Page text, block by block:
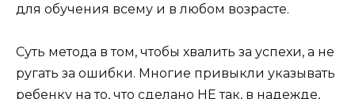
для обучения всему и в любом возрасте.
Суть метода в том, чтобы хвалить за успехи, а не
ругать за ошибки. Многие привыкли указывать
ребенку на то, что сделано НЕ так, в надежде,